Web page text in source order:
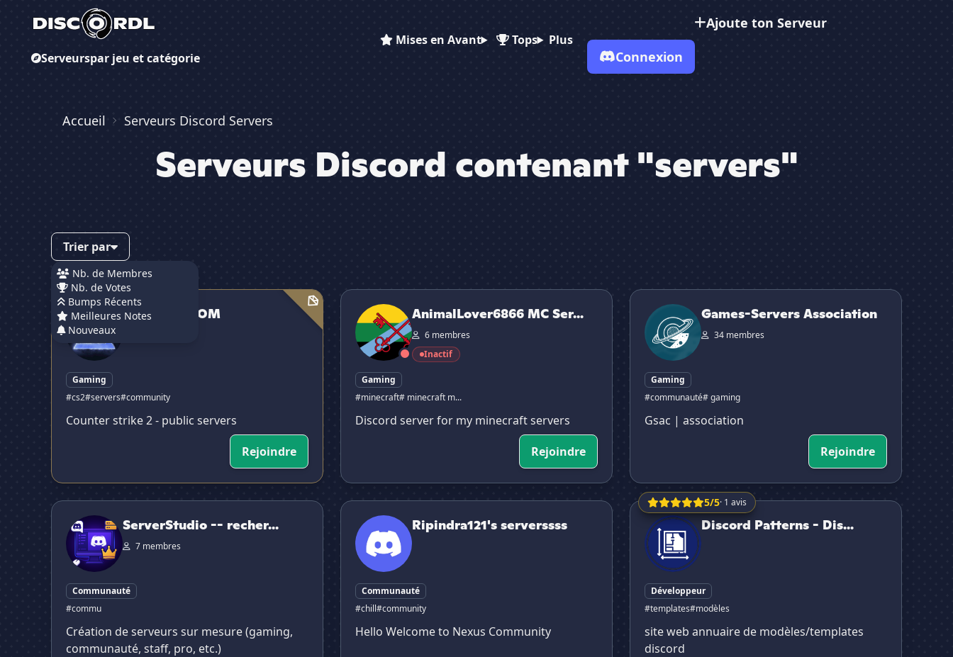
Serveurspar jeu et catégorie
Mises en Avant Tops Plus
Ajoute ton Serveur
Connexion
Accueil Serveurs Discord Servers
Serveurs Discord contenant "servers"
Trier par
Nb. de Membres
Nb. de Votes
Bumps Récents
Meilleures Notes
Nouveaux
CS2IDEAS.COM
CS2IDEAS.COM
Gaming
#cs2#servers#community
Counter strike 2 - public servers
Rejoindre
AnimalLover6866 MC Servers
AnimalLover6866 MC Ser...
6 membres
Inactif
Gaming
#minecraft# minecraft m...
Discord server for my minecraft servers
Rejoindre
Games-Servers Association
Games-Servers Association
34 membres
Gaming
#communauté# gaming
Gsac | association
Rejoindre
ServerStudio -- recherche d'une equipe--
ServerStudio -- recher...
7 membres
Communauté
#commu
Création de serveurs sur mesure (gaming,
communauté, staff, pro, etc.)
Ripindra121's serverssss
Ripindra121's serverssss
Communauté
#chill#community
Hello Welcome to Nexus Community
5/5· 1 avis
Discord Patterns - Discord Templates for servers
Discord Patterns - Dis...
Développeur
#templates#modèles
site web annuaire de modèles/templates
discord